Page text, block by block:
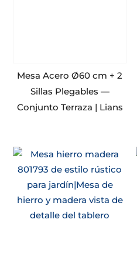
Mesa Acero Ø60 cm + 2
Sillas Plegables —
Conjunto Terraza | Lians